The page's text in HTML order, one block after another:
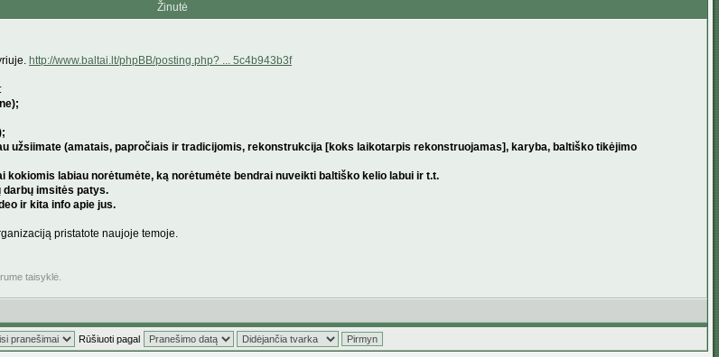
Žinutė
http://www.baltai.lt/phpBB/posting.php? ... 5c4b943b3f
užsiimate (amatais, papročiais ir tradicijomis, rekonstrukcija [koks laikotarpis rekonstruojamas], karyba, baltiško tikėjimo
labiau norėtumėte, ką norėtumėte bendrai nuveikti baltiško kelio labui ir t.t.
imsitės patys.
ir kita info apie jus.
pristatote naujoje temoje.
taisyklė.
Rūšiuoti pagal